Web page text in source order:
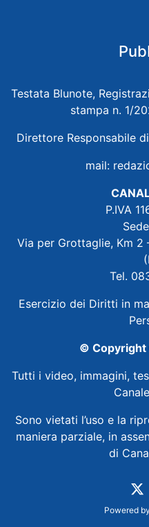
Testata Blunote,
stampa n. 1/
Direttore Responsabile
mail:
P.IVA
Via per Grottaglie, Km 2
Tel.
Esercizio dei Diritti in
© Copyright
Tutti i video, immagini,
Sono vietati l’uso e la
maniera parziale, in
di
Powered by